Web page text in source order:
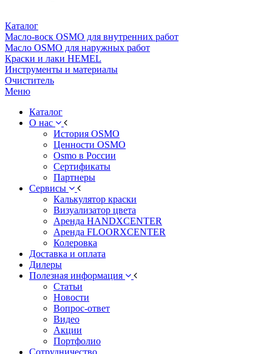
Каталог
Масло-воск OSMO для внутренних работ
Масло OSMO для наружных работ
Краски и лаки HEMEL
Инструменты и материалы
Очиститель
Меню
Каталог
О нас
История OSMO
Ценности OSMO
Osmo в России
Сертификаты
Партнеры
Сервисы
Калькулятор краски
Визуализатор цвета
Аренда HANDXCENTER
Аренда FLOORXCENTER
Колеровка
Доставка и оплата
Дилеры
Полезная информация
Статьи
Новости
Вопрос-ответ
Видео
Акции
Портфолио
Сотрудничество